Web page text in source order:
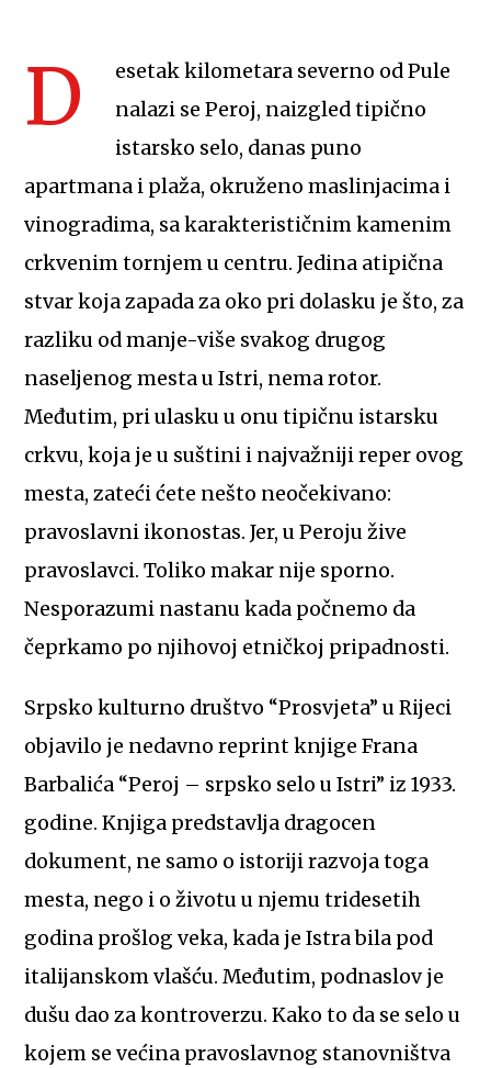
D
esetak kilometara severno od Pule
nalazi se Peroj, naizgled tipično
istarsko selo, danas puno
apartmana i plaža, okruženo maslinjacima i
vinogradima, sa karakterističnim kamenim
crkvenim tornjem u centru. Jedina atipična
stvar koja zapada za oko pri dolasku je što, za
razliku od manje-više svakog drugog
naseljenog mesta u Istri, nema rotor.
Međutim, pri ulasku u onu tipičnu istarsku
crkvu, koja je u suštini i najvažniji reper ovog
mesta, zateći ćete nešto neočekivano:
pravoslavni ikonostas. Jer, u Peroju žive
pravoslavci. Toliko makar nije sporno.
Nesporazumi nastanu kada počnemo da
čeprkamo po njihovoj etničkoj pripadnosti.
Srpsko kulturno društvo “Prosvjeta” u Rijeci
objavilo je nedavno reprint knjige Frana
Barbalića “Peroj – srpsko selo u Istri” iz 1933.
godine. Knjiga predstavlja dragocen
dokument, ne samo o istoriji razvoja toga
mesta, nego i o životu u njemu tridesetih
godina prošlog veka, kada je Istra bila pod
italijanskom vlašću. Međutim, podnaslov je
dušu dao za kontroverzu. Kako to da se selo u
kojem se većina pravoslavnog stanovništva